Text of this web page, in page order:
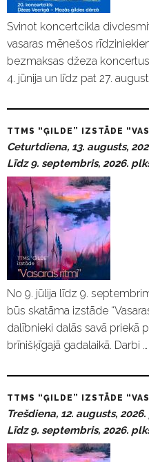
Svinot koncertcikla
vasaras mēnešos
bezmaksas džeza
4. jūnija un līdz pat 27.
TTMS “ĢILDE” IZSTĀDE
Ceturtdiena, 13. augusts,
Līdz 9. septembris, 2026.
No 9. jūlija līdz 9.
būs skatāma izstāde
dalībnieki dalās savā priekā
brīnišķīgajā gadalaikā. Darbi …
TTMS “ĢILDE” IZSTĀDE
Trešdiena, 12. augusts,
Līdz 9. septembris, 2026.